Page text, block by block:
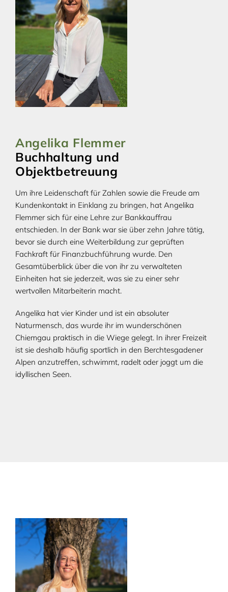
Angelika Flemmer
Buchhaltung und
Objektbetreuung
Um ihre Leidenschaft für Zahlen sowie die Freude am
Kundenkontakt in Einklang zu bringen, hat Angelika
Flemmer sich für eine Lehre zur Bankkauffrau
entschieden. In der Bank war sie über zehn Jahre tätig,
bevor sie durch eine Weiterbildung zur geprüften
Fachkraft für Finanzbuchführung wurde. Den
Gesamtüberblick über die von ihr zu verwalteten
Einheiten hat sie jederzeit, was sie zu einer sehr
wertvollen Mitarbeiterin macht.
Angelika hat vier Kinder und ist ein absoluter
Naturmensch, das wurde ihr im wunderschönen
Chiemgau praktisch in die Wiege gelegt. In ihrer Freizeit
ist sie deshalb häufig sportlich in den Berchtesgadener
Alpen anzutreffen, schwimmt, radelt oder joggt um die
idyllischen Seen.